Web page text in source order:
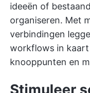
ideeën of
organiseren. Met
verbindingen
workflows in
knooppunten en
Stimuleer